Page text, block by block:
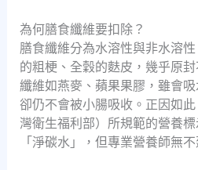
為何膳食纖維要扣除？
膳食纖維分為水溶性與非水溶
的粗梗、全穀的麩皮，幾乎原
纖維如燕麥、蘋果果膠，雖會
卻仍不會被小腸吸收。正因如
灣衛生福利部）所規範的營養
「淨碳水」，但專業營養師無